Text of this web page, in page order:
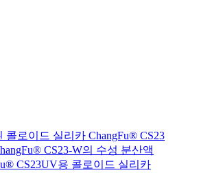
콜로이드 실리카 ChangFu® CS23
CS23-W의 수성 분산액
CS23UV용 콜로이드 실리카